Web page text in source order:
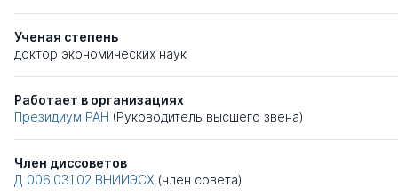
Ученая степень
доктор экономических наук
Работает в организациях
Президиум РАН (Руководитель высшего звена)
Член диссоветов
Д 006.031.02 ВНИИЭСХ (член совета)